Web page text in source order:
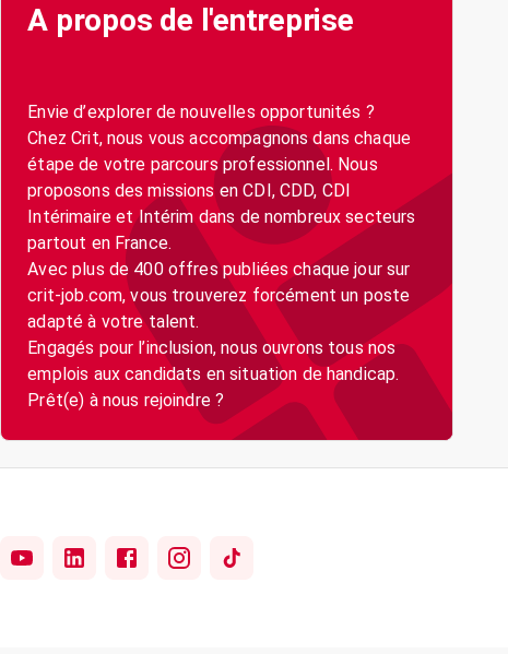
A propos de l'entreprise
Envie d’explorer de nouvelles opportunités ?
Chez Crit, nous vous accompagnons dans chaque
étape de votre parcours professionnel. Nous
proposons des missions en CDI, CDD, CDI
Intérimaire et Intérim dans de nombreux secteurs
partout en France.
Avec plus de 400 offres publiées chaque jour sur
crit-job.com, vous trouverez forcément un poste
adapté à votre talent.
Engagés pour l’inclusion, nous ouvrons tous nos
emplois aux candidats en situation de handicap.